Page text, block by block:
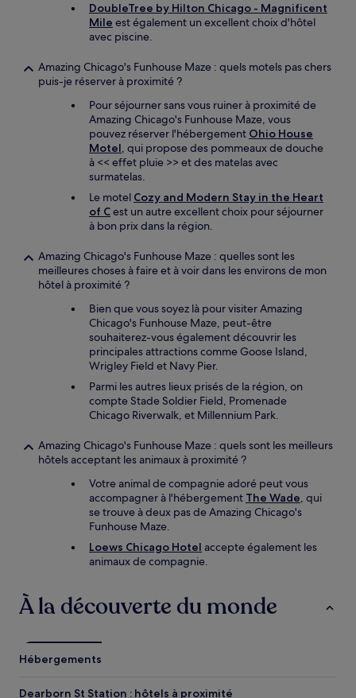
DoubleTree by Hilton Chicago - Magnificent
Mile est également un excellent choix d'hôtel
avec piscine.
Amazing Chicago's Funhouse Maze : quels motels pas chers
puis-je réserver à proximité ?
Pour séjourner sans vous ruiner à proximité de
Amazing Chicago's Funhouse Maze, vous
pouvez réserver l'hébergement Ohio House
Motel, qui propose des pommeaux de douche
à << effet pluie >> et des matelas avec
surmatelas.
Le motel Cozy and Modern Stay in the Heart
of Cest un autre excellent choix pour séjourner
à bon prix dans la région.
Amazing Chicago's Funhouse Maze : quelles sont les
meilleures choses à faire et à voir dans les environs de mon
hôtel à proximité ?
Bien que vous soyez là pour visiter Amazing
Chicago's Funhouse Maze, peut-être
souhaiterez-vous également découvrir les
principales attractions comme Goose Island,
Wrigley Field et Navy Pier.
Parmi les autres lieux prisés de la région, on
compte Stade Soldier Field, Promenade
Chicago Riverwalk, et Millennium Park.
Amazing Chicago's Funhouse Maze : quels sont les meilleurs
hôtels acceptant les animaux à proximité ?
Votre animal de compagnie adoré peut vous
accompagner à l'hébergement The Wade, qui
se trouve à deux pas de Amazing Chicago's
Funhouse Maze.
Loews Chicago Hotel accepte également les
animaux de compagnie.
À la découverte du monde
Hébergements
Dearborn St Station : hôtels à proximité